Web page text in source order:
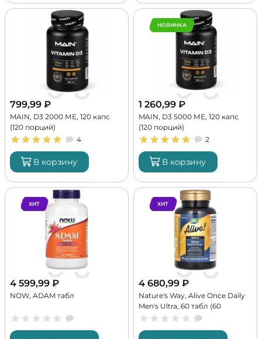
799,99 ₽
MAIN, D3 2000 МЕ, 120 капс
(120 порций)
4
В корзину
НОВИНКА
1 260,99 ₽
MAIN, D3 5000 МЕ, 120 капс
(120 порций)
2
В корзину
ХИТ
4 599,99 ₽
NOW, ADAM табл
ХИТ
4 680,99 ₽
Nature's Way, Alive Once Daily
Men's Ultra, 60 табл (60
порций)